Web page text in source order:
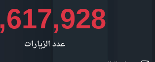
عدد الزيارات